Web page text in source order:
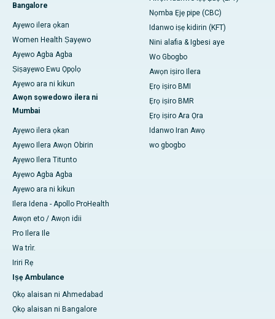
Bangalore
Ayẹwo ilera ọkan
Women Health Ṣayẹwo
Ayẹwo Agba Agba
Ṣiṣayẹwo Ewu Ọpọlọ
Ayẹwo ara ni kikun
Awọn sọwedowo ilera ni
Mumbai
Ayẹwo ilera ọkan
Ayẹwo Ilera Awọn Obirin
Ayẹwo Ilera Titunto
Ayẹwo Agba Agba
Ayẹwo ara ni kikun
Ilera Idena - Apollo ProHealth
Awọn eto / Awọn idii
Pro Ilera Ile
Wa trìr.
Iriri Rẹ
Iṣẹ Ambulance
Ọkọ alaisan ni Ahmedabad
Ọkọ alaisan ni Bangalore
Nọmba Ẹjẹ pipe (CBC)
Idanwo iṣẹ kidirin (KFT)
Nini alafia & Igbesi aye
Wo Gbogbo
Awọn iṣiro Ilera
Ẹrọ iṣiro BMI
Ẹrọ iṣiro BMR
Ẹrọ iṣiro Ara Ọra
Idanwo Iran Awọ
wo gbogbo